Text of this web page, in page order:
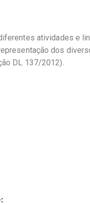
atividades e
dos
DL 137/2012).